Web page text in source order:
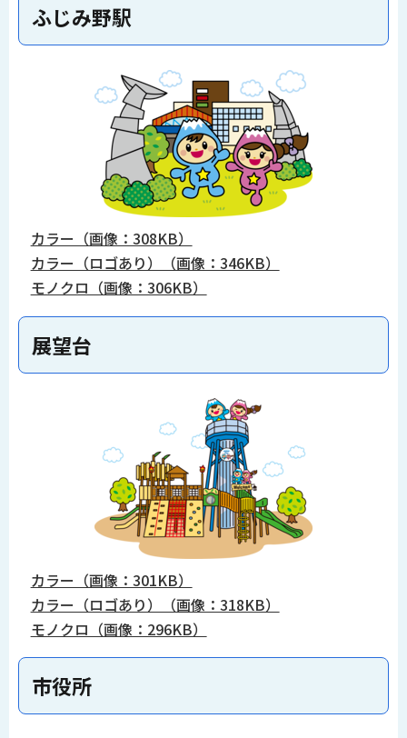
ふじみ野駅
カラー（画像：308KB）
カラー（ロゴあり）（画像：346KB）
モノクロ（画像：306KB）
展望台
カラー（画像：301KB）
カラー（ロゴあり）（画像：318KB）
モノクロ（画像：296KB）
市役所